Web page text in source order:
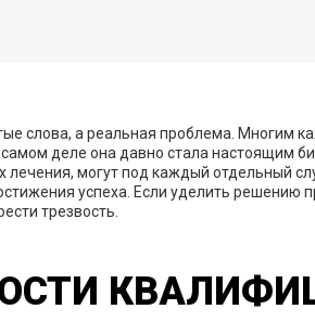
слова, а реальная проблема. Многим
самом деле она давно стала настоящим
лечения, могут под каждый отдельный
успеха. Если уделить
трезвость.